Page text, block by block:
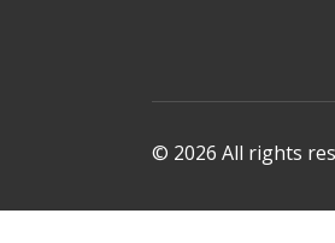
© 2026 All rights